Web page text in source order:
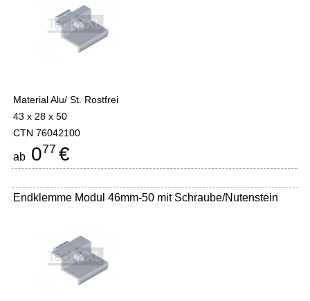
Material Alu/ St. Rostfrei
43 x 28 x 50
CTN 76042100
ab 077 €
Endklemme Modul 46mm-50 mit Schraube/Nutenstein